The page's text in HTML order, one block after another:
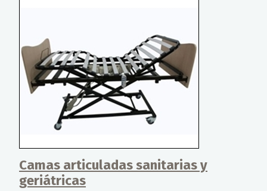
Camas articuladas sanitarias y
geriátricas